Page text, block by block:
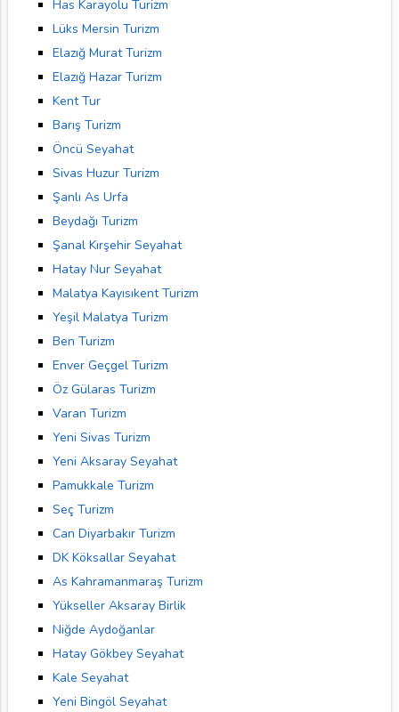
Has Karayolu Turizm
Lüks Mersin Turizm
Elazığ Murat Turizm
Elazığ Hazar Turizm
Kent Tur
Barış Turizm
Öncü Seyahat
Sivas Huzur Turizm
Şanlı As Urfa
Beydağı Turizm
Şanal Kırşehir Seyahat
Hatay Nur Seyahat
Malatya Kayısıkent Turizm
Yeşil Malatya Turizm
Ben Turizm
Enver Geçgel Turizm
Öz Gülaras Turizm
Varan Turizm
Yeni Sivas Turizm
Yeni Aksaray Seyahat
Pamukkale Turizm
Seç Turizm
Can Diyarbakır Turizm
DK Köksallar Seyahat
As Kahramanmaraş Turizm
Yükseller Aksaray Birlik
Niğde Aydoğanlar
Hatay Gökbey Seyahat
Kale Seyahat
Yeni Bingöl Seyahat